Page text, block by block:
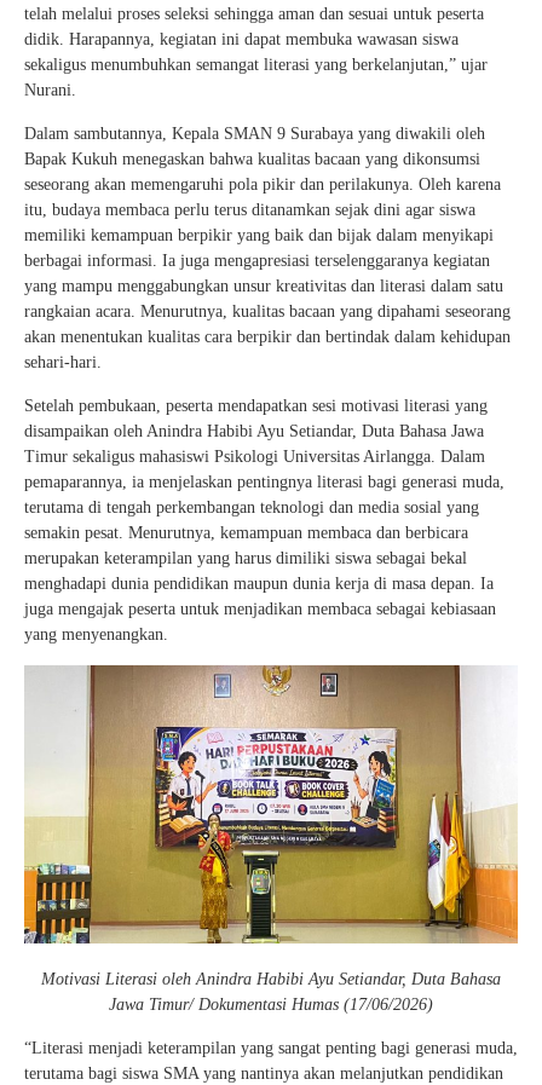
telah melalui proses seleksi sehingga aman dan sesuai untuk peserta
didik. Harapannya, kegiatan ini dapat membuka wawasan siswa
sekaligus menumbuhkan semangat literasi yang berkelanjutan,” ujar
Nurani.
Dalam sambutannya, Kepala SMAN 9 Surabaya yang diwakili oleh
Bapak Kukuh menegaskan bahwa kualitas bacaan yang dikonsumsi
seseorang akan memengaruhi pola pikir dan perilakunya. Oleh karena
itu, budaya membaca perlu terus ditanamkan sejak dini agar siswa
memiliki kemampuan berpikir yang baik dan bijak dalam menyikapi
berbagai informasi. Ia juga mengapresiasi terselenggaranya kegiatan
yang mampu menggabungkan unsur kreativitas dan literasi dalam satu
rangkaian acara. Menurutnya, kualitas bacaan yang dipahami seseorang
akan menentukan kualitas cara berpikir dan bertindak dalam kehidupan
sehari-hari.
Setelah pembukaan, peserta mendapatkan sesi motivasi literasi yang
disampaikan oleh Anindra Habibi Ayu Setiandar, Duta Bahasa Jawa
Timur sekaligus mahasiswi Psikologi Universitas Airlangga. Dalam
pemaparannya, ia menjelaskan pentingnya literasi bagi generasi muda,
terutama di tengah perkembangan teknologi dan media sosial yang
semakin pesat. Menurutnya, kemampuan membaca dan berbicara
merupakan keterampilan yang harus dimiliki siswa sebagai bekal
menghadapi dunia pendidikan maupun dunia kerja di masa depan. Ia
juga mengajak peserta untuk menjadikan membaca sebagai kebiasaan
yang menyenangkan.
Motivasi Literasi oleh Anindra Habibi Ayu Setiandar, Duta Bahasa
Jawa Timur/ Dokumentasi Humas (17/06/2026)
“Literasi menjadi keterampilan yang sangat penting bagi generasi muda,
terutama bagi siswa SMA yang nantinya akan melanjutkan pendidikan